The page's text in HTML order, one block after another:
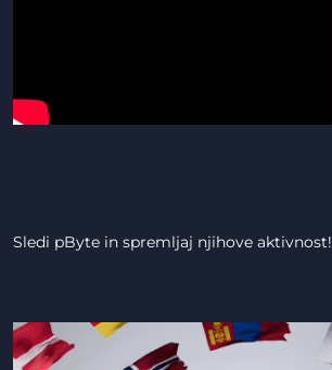
Sledi pByte in spremljaj njihove aktivnost!